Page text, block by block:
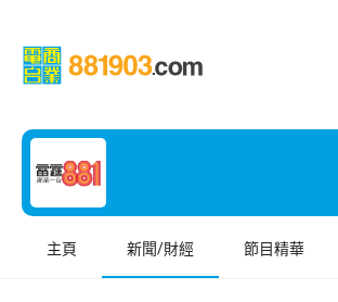
主頁 新聞/財經 節目精華